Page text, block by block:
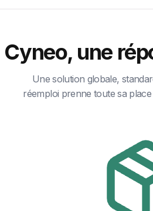
Cyneo, une
Une solution globale,
réemploi prenne toute sa